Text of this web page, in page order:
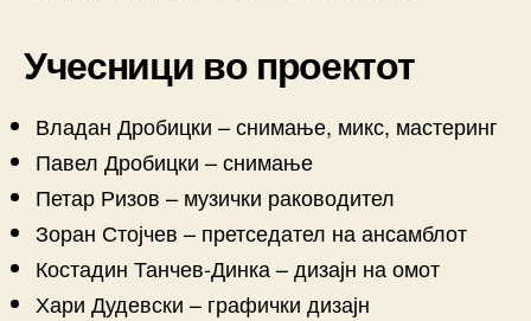
Учесници во проектот
Владан Дробицки – снимање, микс, мастеринг
Павел Дробицки – снимање
Петар Ризов – музички раководител
Зоран Стојчев – претседател на ансамблот
Костадин Танчев-Динка – дизајн на омот
Хари Дудевски – графички дизајн